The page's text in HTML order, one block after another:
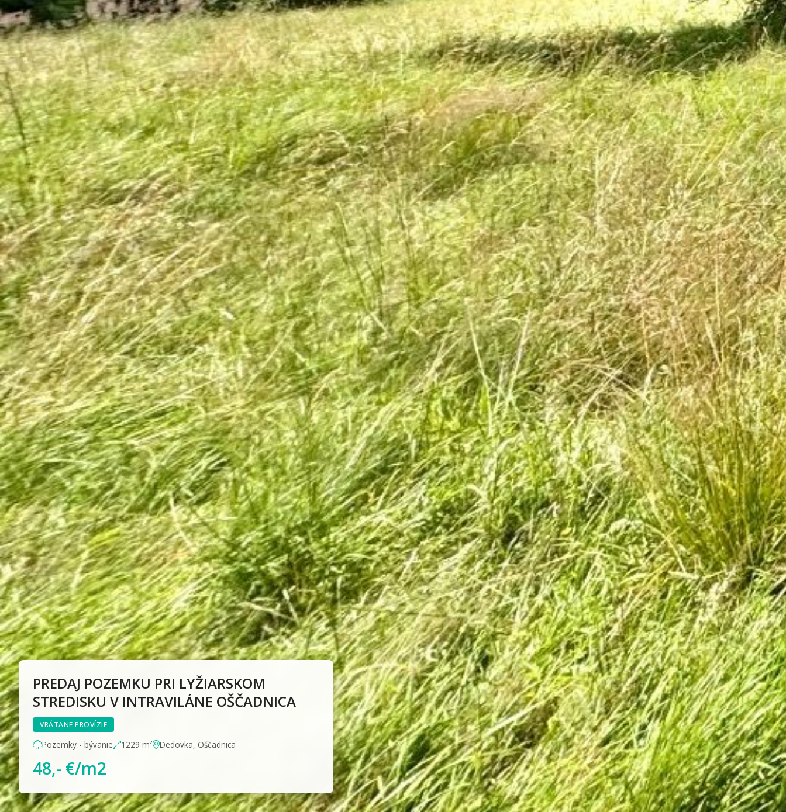
PREDAJ POZEMKU PRI LYŽIARSKOM
STREDISKU V INTRAVILÁNE OŠČADNICA
VRÁTANE PROVÍZIE
Pozemky - bývanie 1229 m² Dedovka, Oščadnica
48,- €/m2